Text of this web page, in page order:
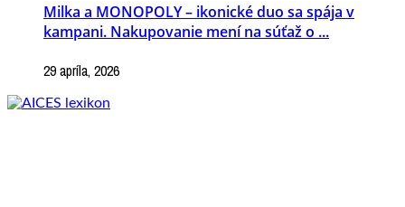
Milka a MONOPOLY – ikonické duo sa spája v
kampani. Nakupovanie mení na súťaž o ...
29 apríla, 2026